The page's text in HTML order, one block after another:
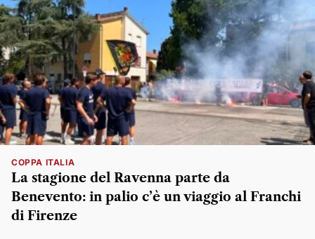
COPPA ITALIA
La stagione del Ravenna parte da
Benevento: in palio c’è un viaggio al Franchi
di Firenze